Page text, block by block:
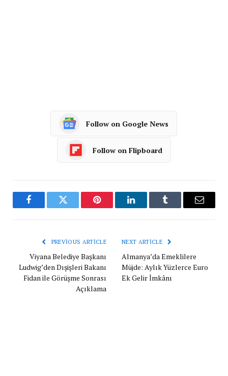
Follow on Google News
Follow on Flipboard
FacebookTwitter Pinterest LinkedInTumblr Email
PREVIOUS ARTICLE
Viyana Belediye Başkanı
Ludwig’den Dışişleri Bakanı
Fidan ile Görüşme Sonrası
Açıklama
NEXT ARTICLE
Almanya’da Emeklilere
Müjde: Aylık Yüzlerce Euro
Ek Gelir İmkânı